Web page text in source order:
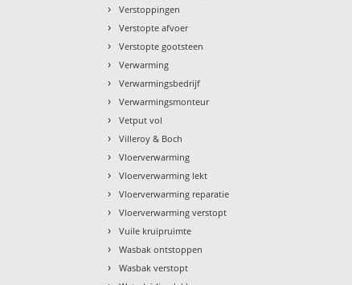
› Verstoppingen
› Verstopte afvoer
› Verstopte gootsteen
› Verwarming
› Verwarmingsbedrijf
› Verwarmingsmonteur
› Vetput vol
› Villeroy & Boch
› Vloerverwarming
› Vloerverwarming lekt
› Vloerverwarming reparatie
› Vloerverwarming verstopt
› Vuile kruipruimte
› Wasbak ontstoppen
› Wasbak verstopt